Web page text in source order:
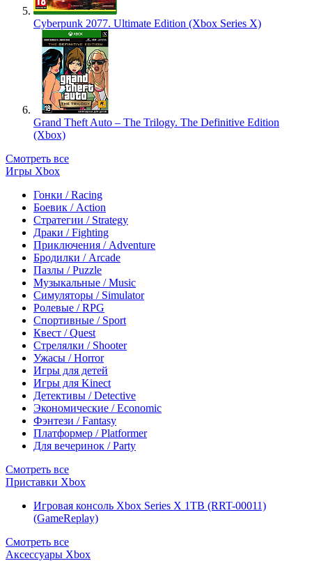
Cyberpunk 2077. Ultimate Edition (Xbox Series X)
Grand Theft Auto – The Trilogy. The Definitive Edition
(Xbox)
Смотреть все
Игры Xbox
Гонки / Racing
Боевик / Action
Стратегии / Strategy
Драки / Fighting
Приключения / Adventure
Бродилки / Arcade
Пазлы / Puzzle
Музыкальные / Music
Симуляторы / Simulator
Ролевые / RPG
Спортивные / Sport
Квест / Quest
Стрелялки / Shooter
Ужасы / Horror
Игры для детей
Игры для Kinect
Детективы / Detective
Экономические / Economic
Фэнтези / Fantasy
Платформер / Platformer
Для вечеринок / Party
Смотреть все
Приставки Xbox
Игровая консоль Xbox Series X 1TB (RRT-00011)
(GameReplay)
Смотреть все
Аксессуары Xbox